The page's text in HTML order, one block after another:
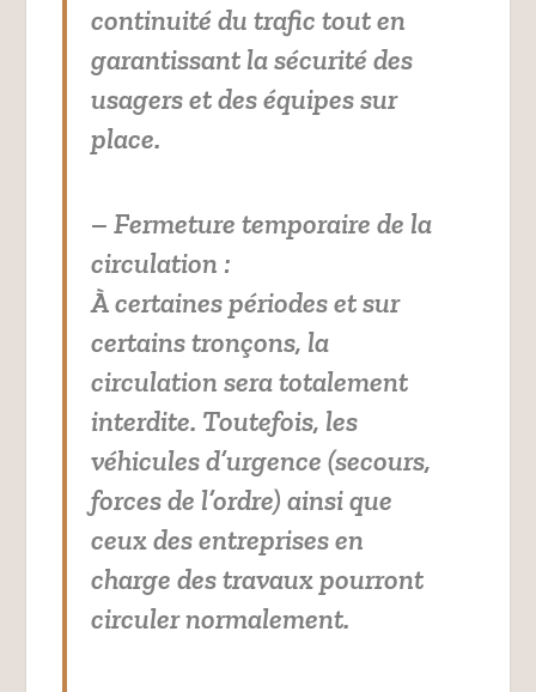
continuité du trafic tout en
garantissant la sécurité des
usagers et des équipes sur
place.
– Fermeture temporaire de la
circulation :
À certaines périodes et sur
certains tronçons, la
circulation sera totalement
interdite. Toutefois, les
véhicules d’urgence (secours,
forces de l’ordre) ainsi que
ceux des entreprises en
charge des travaux pourront
circuler normalement.